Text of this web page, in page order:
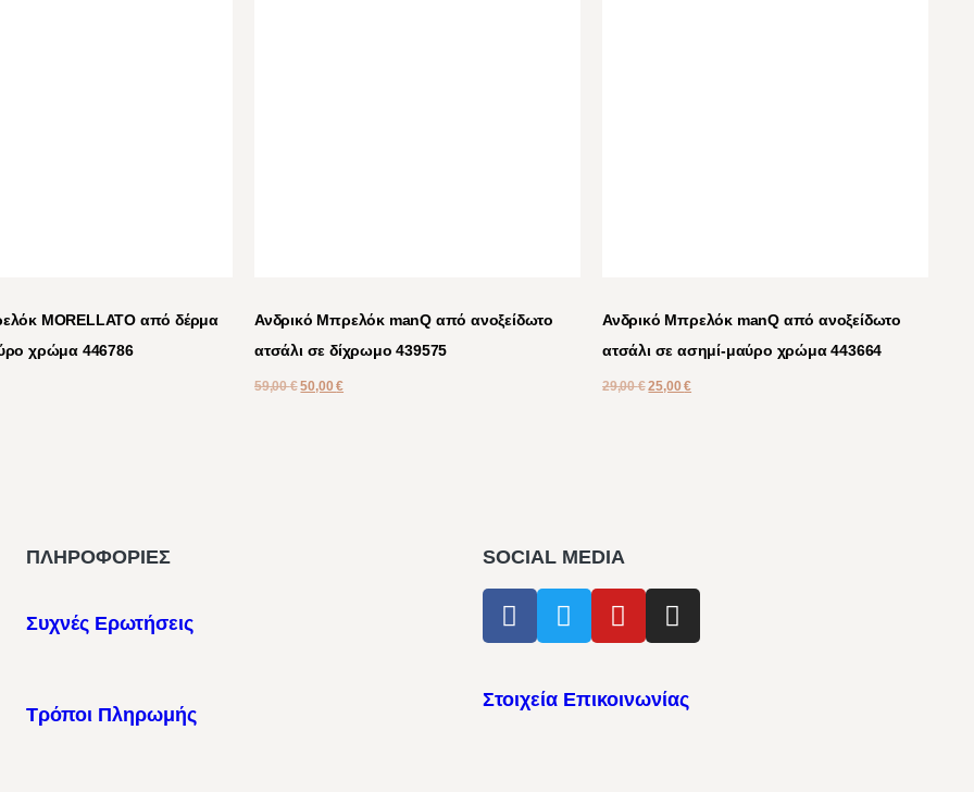
MORELLATO από δέρμα
χρώμα 446786
Ανδρικό Μπρελόκ manQ από ανοξείδωτο
ατσάλι σε δίχρωμο 439575
59,00€ 50,00€
Ανδρικό Μπρελόκ manQ από ανοξείδωτο
ατσάλι σε ασημί-μαύρο χρώμα 443664
29,00€ 25,00€
ΠΛΗΡΟΦΟΡΙΕΣ
Συχνές Ερωτήσεις
Τρόποι Πληρωμής
SOCIAL MEDIA
Στοιχεία Επικοινωνίας